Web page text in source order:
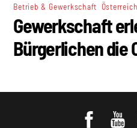
Betrieb & Gewerkschaft Österreich
Gewerkschaft
Bürgerlichen die